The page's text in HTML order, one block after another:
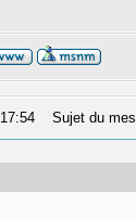
Sujet du